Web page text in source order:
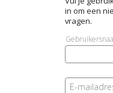
in om een
vragen.
E-